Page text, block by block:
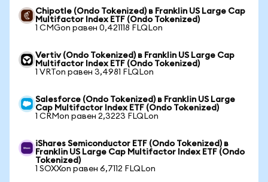
Chipotle (Ondo Tokenized) в Franklin US Large Cap
Multifactor Index ETF (Ondo Tokenized)
1 CMGon равен 0,421118 FLQLon
Vertiv (Ondo Tokenized) в Franklin US Large Cap
Multifactor Index ETF (Ondo Tokenized)
1 VRTon равен 3,4981 FLQLon
Salesforce (Ondo Tokenized) в Franklin US Large
Cap Multifactor Index ETF (Ondo Tokenized)
1 CRMon равен 2,3223 FLQLon
iShares Semiconductor ETF (Ondo Tokenized) в
Franklin US Large Cap Multifactor Index ETF (Ondo
Tokenized)
1 SOXXon равен 6,7112 FLQLon